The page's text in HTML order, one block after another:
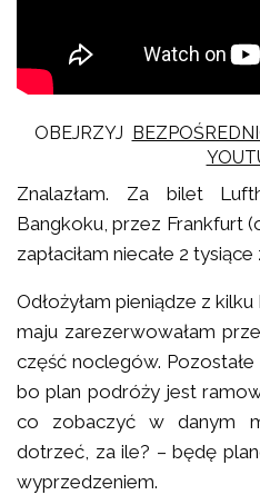
OBEJRZYJ
Znalazłam. Za bilet
Bangkoku, przez Frankfurt
zapłaciłam niecałe 2 tysiące
Odłożyłam pieniądze z
maju zarezerwowałam
część noclegów.
bo plan podróży jest
co zobaczyć w danym
dotrzeć, za ile? – będę
wyprzedzeniem.